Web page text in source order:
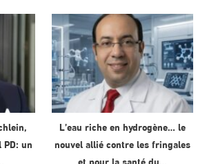
un
L’eau riche en hydrogène… le
nouvel allié contre les fringales